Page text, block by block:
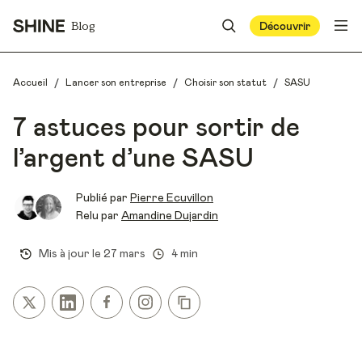
Blog Découvrir
Accueil / Lancer son entreprise / Choisir son statut / SASU
7 astuces pour sortir de
l’argent d’une SASU
Publié par Pierre Ecuvillon
Relu par Amandine Dujardin
Mis à jour le 27 mars 4 min